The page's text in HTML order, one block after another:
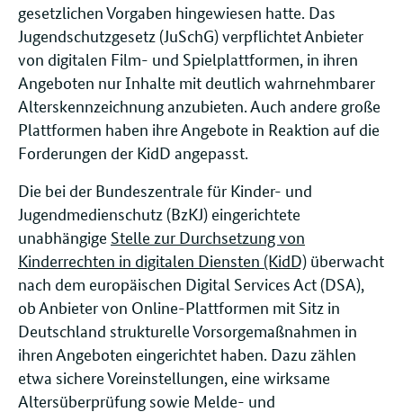
gesetzlichen Vorgaben hingewiesen hatte. Das
Jugendschutzgesetz (JuSchG) verpflichtet Anbieter
von digitalen Film- und Spielplattformen, in ihren
Angeboten nur Inhalte mit deutlich wahrnehmbarer
Alterskennzeichnung anzubieten. Auch andere große
Plattformen haben ihre Angebote in Reaktion auf die
Forderungen der KidD angepasst.
Die bei der Bundeszentrale für Kinder- und
Jugendmedienschutz (BzKJ) eingerichtete
unabhängige Stelle zur Durchsetzung von
Kinderrechten in digitalen Diensten (KidD) überwacht
nach dem europäischen Digital Services Act (DSA),
ob Anbieter von Online-Plattformen mit Sitz in
Deutschland strukturelle Vorsorgemaßnahmen in
ihren Angeboten eingerichtet haben. Dazu zählen
etwa sichere Voreinstellungen, eine wirksame
Altersüberprüfung sowie Melde- und